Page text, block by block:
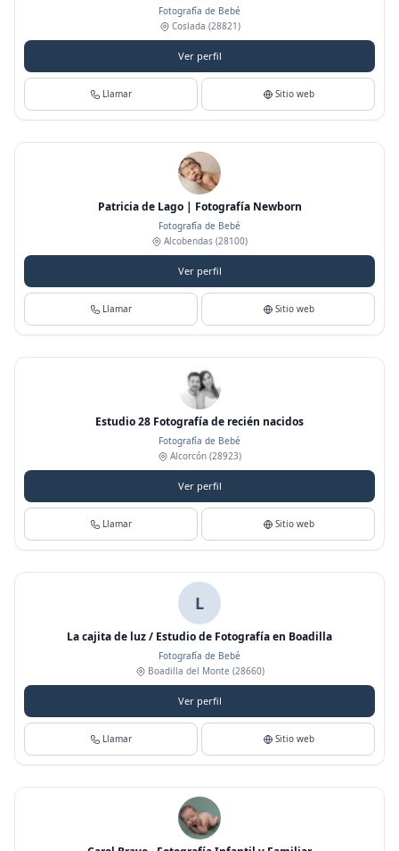
Fotografía de Bebé
Coslada (28821)
Ver perfil
Llamar Sitio web
Patricia de Lago | Fotografía Newborn
Fotografía de Bebé
Alcobendas (28100)
Ver perfil
Llamar Sitio web
Estudio 28 Fotografía de recién nacidos
Fotografía de Bebé
Alcorcón (28923)
Ver perfil
Llamar Sitio web
L
La cajita de luz / Estudio de Fotografía en Boadilla
Fotografía de Bebé
Boadilla del Monte (28660)
Ver perfil
Llamar Sitio web